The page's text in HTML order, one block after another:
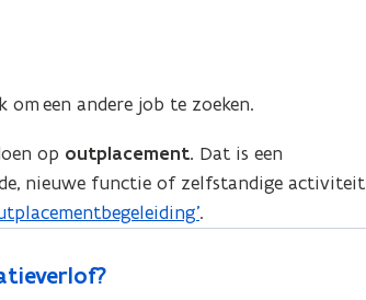
een andere job te zoeken.
op outplacement. Dat is een
nieuwe functie of zelfstandige activiteit
.